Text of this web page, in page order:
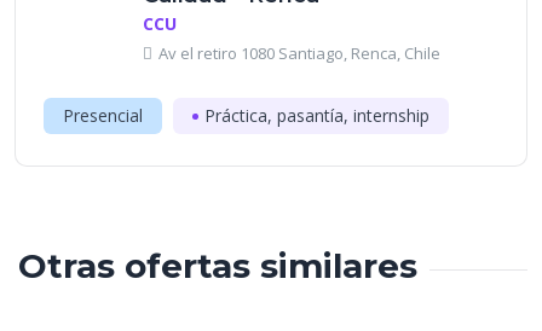
CCU
Av el retiro 1080 Santiago, Renca, Chile
Presencial Práctica, pasantía, internship
Otras ofertas similares